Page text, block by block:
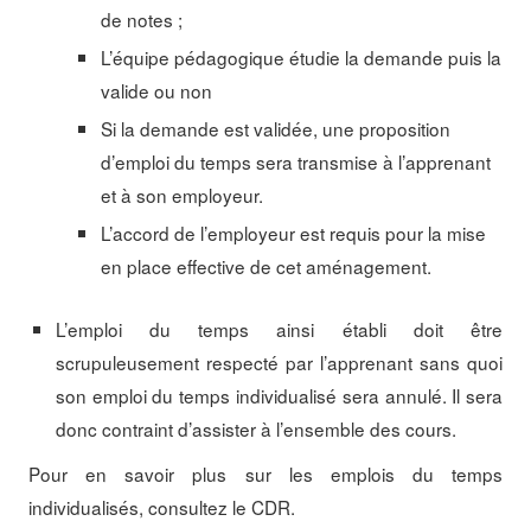
de notes ;
L’équipe pédagogique étudie la demande puis la
valide ou non
Si la demande est validée, une proposition
d’emploi du temps sera transmise à l’apprenant
et à son employeur.
L’accord de l’employeur est requis pour la mise
en place effective de cet aménagement.
L’emploi du temps ainsi établi doit être
scrupuleusement respecté par l’apprenant sans quoi
son emploi du temps individualisé sera annulé. Il sera
donc contraint d’assister à l’ensemble des cours.
Pour en savoir plus sur les emplois du temps
individualisés, consultez le CDR.